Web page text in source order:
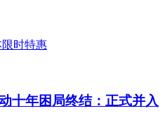
十年困局终结：正式并入